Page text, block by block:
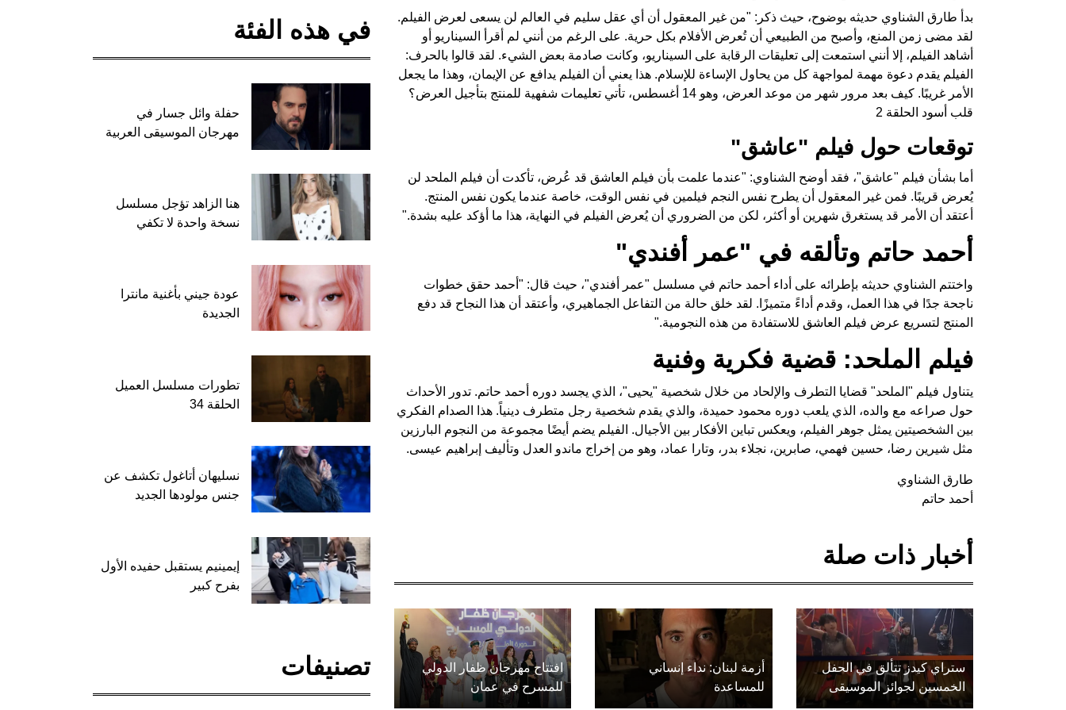
بدأ طارق الشناوي حديثه بوضوح، حيث ذكر: "من غير المعقول أن أي عقل سليم في العالم لن يسعى لعرض الفيلم.
لقد مضى زمن المنع، وأصبح من الطبيعي أن تُعرض الأفلام بكل حرية. على الرغم من أنني لم أقرأ السيناريو أو
أشاهد الفيلم، إلا أنني استمعت إلى تعليقات الرقابة على السيناريو، وكانت صادمة بعض الشيء. لقد قالوا بالحرف:
الفيلم يقدم دعوة مهمة لمواجهة كل من يحاول الإساءة للإسلام. هذا يعني أن الفيلم يدافع عن الإيمان، وهذا ما يجعل
الأمر غريبًا. كيف بعد مرور شهر من موعد العرض، وهو 14 أغسطس، تأتي تعليمات شفهية للمنتج بتأجيل العرض؟
قلب أسود الحلقة 2
توقعات حول فيلم "عاشق"
أما بشأن فيلم "عاشق"، فقد أوضح الشناوي: "عندما علمت بأن فيلم العاشق قد عُرض، تأكدت أن فيلم الملحد لن
يُعرض قريبًا. فمن غير المعقول أن يطرح نفس النجم فيلمين في نفس الوقت، خاصة عندما يكون نفس المنتج.
أعتقد أن الأمر قد يستغرق شهرين أو أكثر، لكن من الضروري أن يُعرض الفيلم في النهاية، هذا ما أؤكد عليه بشدة."
أحمد حاتم وتألقه في "عمر أفندي"
واختتم الشناوي حديثه بإطرائه على أداء أحمد حاتم في مسلسل "عمر أفندي"، حيث قال: "أحمد حقق خطوات
ناجحة جدًا في هذا العمل، وقدم أداءً متميزًا. لقد خلق حالة من التفاعل الجماهيري، وأعتقد أن هذا النجاح قد دفع
المنتج لتسريع عرض فيلم العاشق للاستفادة من هذه النجومية."
فيلم الملحد: قضية فكرية وفنية
يتناول فيلم "الملحد" قضايا التطرف والإلحاد من خلال شخصية "يحيى"، الذي يجسد دوره أحمد حاتم. تدور الأحداث
حول صراعه مع والده، الذي يلعب دوره محمود حميدة، والذي يقدم شخصية رجل متطرف دينياً. هذا الصدام الفكري
بين الشخصيتين يمثل جوهر الفيلم، ويعكس تباين الأفكار بين الأجيال. الفيلم يضم أيضًا مجموعة من النجوم البارزين
مثل شيرين رضا، حسين فهمي، صابرين، نجلاء بدر، وتارا عماد، وهو من إخراج ماندو العدل وتأليف إبراهيم عيسى.
طارق الشناوي
أحمد حاتم
أخبار ذات صلة
ستراي كيدز تتألق في الحفل
الخمسين لجوائز الموسيقى
أزمة لبنان: نداء إنساني
للمساعدة
افتتاح مهرجان ظفار الدولي
للمسرح في عمان
في هذه الفئة
حفلة وائل جسار في
مهرجان الموسيقى العربية
هنا الزاهد تؤجل مسلسل
نسخة واحدة لا تكفي
عودة جيني بأغنية مانترا
الجديدة
تطورات مسلسل العميل
الحلقة 34
نسليهان أتاغول تكشف عن
جنس مولودها الجديد
إيمينيم يستقبل حفيده الأول
بفرح كبير
تصنيفات